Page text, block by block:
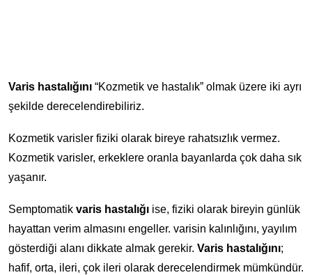
Varis hastalığını “Kozmetik ve hastalık” olmak üzere iki ayrı
şekilde derecelendirebiliriz.
Kozmetik varisler fiziki olarak bireye rahatsızlık vermez.
Kozmetik varisler, erkeklere oranla bayanlarda çok daha sık
yaşanır.
Semptomatik varis hastalığı ise, fiziki olarak bireyin günlük
hayattan verim almasını engeller. varisin kalınlığını, yayılım
gösterdiği alanı dikkate almak gerekir. Varis hastalığını;
hafif, orta, ileri, çok ileri olarak derecelendirmek mümkündür.